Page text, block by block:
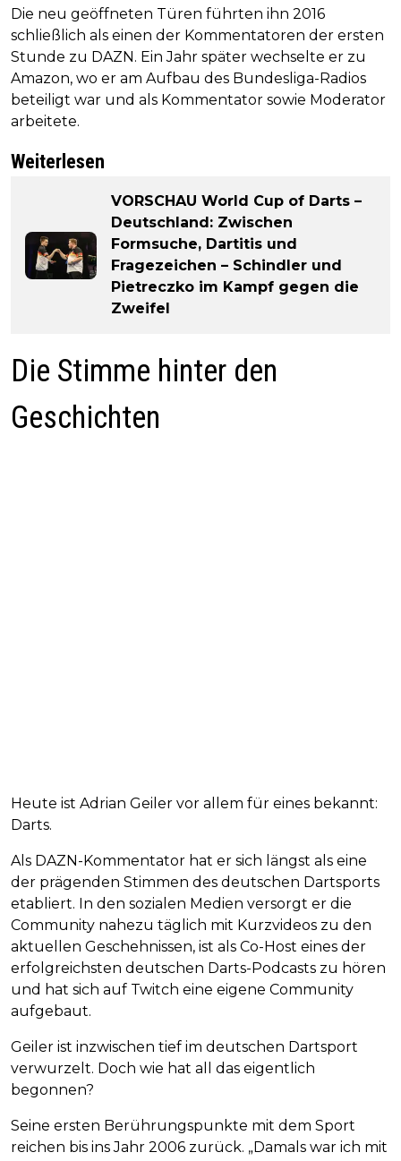
Die neu geöffneten Türen führten ihn 2016
schließlich als einen der Kommentatoren der ersten
Stunde zu DAZN. Ein Jahr später wechselte er zu
Amazon, wo er am Aufbau des Bundesliga-Radios
beteiligt war und als Kommentator sowie Moderator
arbeitete.
Weiterlesen
VORSCHAU World Cup of Darts –
Deutschland: Zwischen
Formsuche, Dartitis und
Fragezeichen – Schindler und
Pietreczko im Kampf gegen die
Zweifel
Die Stimme hinter den
Geschichten
Heute ist Adrian Geiler vor allem für eines bekannt:
Darts.
Als DAZN-Kommentator hat er sich längst als eine
der prägenden Stimmen des deutschen Dartsports
etabliert. In den sozialen Medien versorgt er die
Community nahezu täglich mit Kurzvideos zu den
aktuellen Geschehnissen, ist als Co-Host eines der
erfolgreichsten deutschen Darts-Podcasts zu hören
und hat sich auf Twitch eine eigene Community
aufgebaut.
Geiler ist inzwischen tief im deutschen Dartsport
verwurzelt. Doch wie hat all das eigentlich
begonnen?
Seine ersten Berührungspunkte mit dem Sport
reichen bis ins Jahr 2006 zurück. „Damals war ich mit